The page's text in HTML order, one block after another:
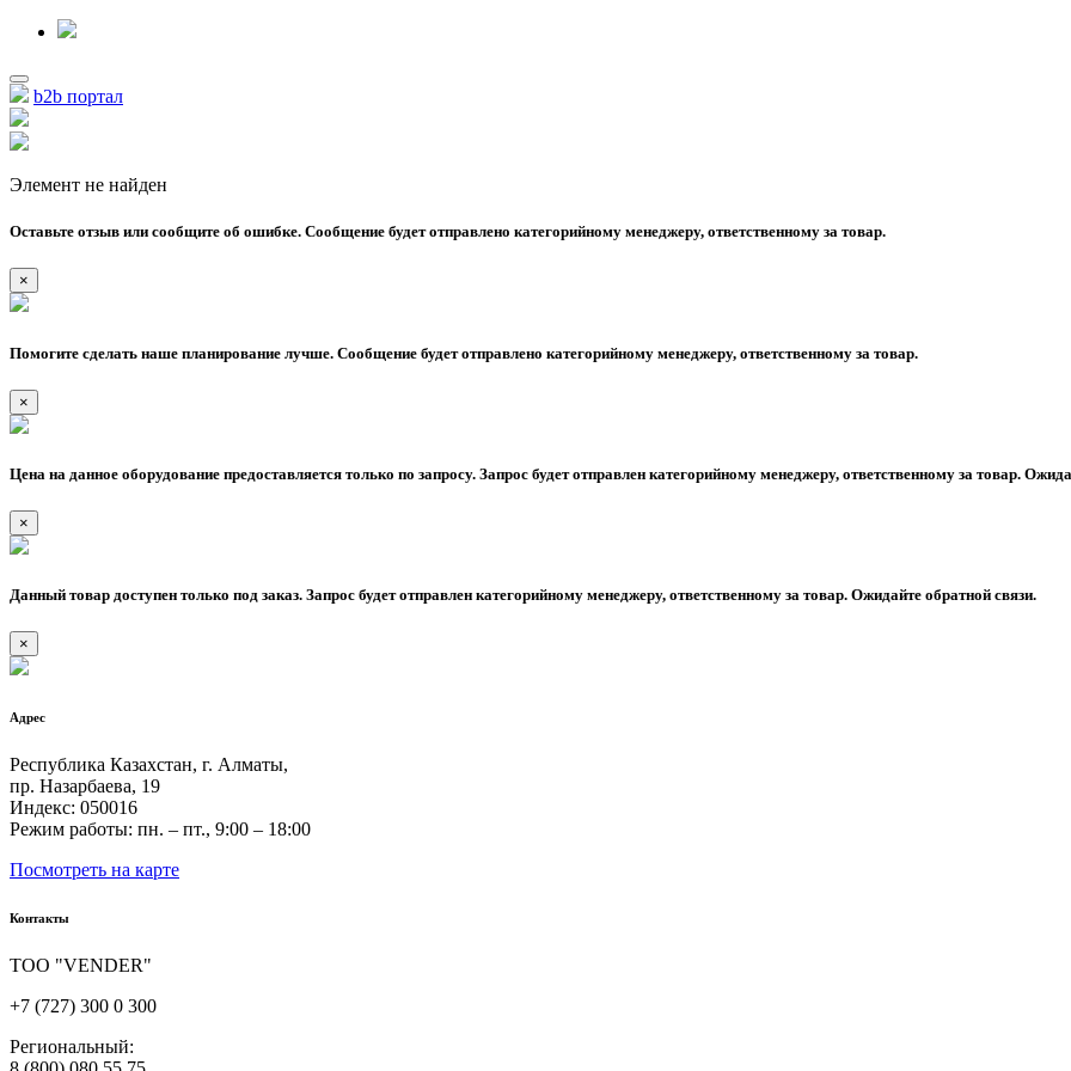
b2b портал
Элемент не найден
Оставьте отзыв или сообщите об ошибке. Сообщение будет отправлено категорийному менеджеру, ответственному за товар.
×
Помогите сделать наше планирование лучше. Сообщение будет отправлено категорийному менеджеру, ответственному за товар.
×
Цена на данное оборудование предоставляется только по запросу. Запрос будет отправлен категорийному менеджеру, ответственному за товар.
×
Данный товар доступен только под заказ. Запрос будет отправлен категорийному менеджеру, ответственному за товар. Ожидайте обратной связи.
×
Адрес
Республика Казахстан, г. Алматы,
пр. Назарбаева, 19
Индекс: 050016
Режим работы: пн. – пт., 9:00 – 18:00
Посмотреть на карте
Контакты
ТОО "VENDER"
+7 (727) 300 0 300
Региональный: